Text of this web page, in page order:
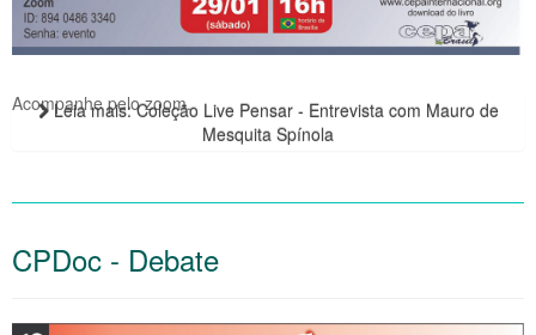
Acompanhe pelo zoom.
Leia mais: Coleção Live Pensar - Entrevista com Mauro de
Mesquita Spínola
CPDoc - Debate